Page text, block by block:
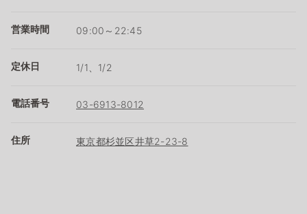
営業時間 09:00～22:45
定休日 1/1、1/2
電話番号 03-6913-8012
住所 東京都杉並区井草2-23-8